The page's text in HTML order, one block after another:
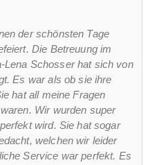
von
sehen zu können,
Ihre
der schönsten Tage
Die Betreuung im
Lena Schosser hat sich von
Es war als ob sie ihre
hat all meine Fragen
Wir wurden super
wird. Sie hat sogar
welchen wir leider
Service war perfekt. Es